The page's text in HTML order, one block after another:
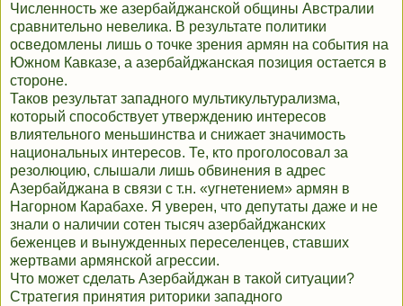
Численность же азербайджанской общины Австралии
сравнительно невелика. В результате политики
осведомлены лишь о точке зрения армян на события на
Южном Кавказе, а азербайджанская позиция остается в
стороне.
Таков результат западного мультикультурализма,
который способствует утверждению интересов
влиятельного меньшинства и снижает значимость
национальных интересов. Те, кто проголосовал за
резолюцию, слышали лишь обвинения в адрес
Азербайджана в связи с т.н. «угнетением» армян в
Нагорном Карабахе. Я уверен, что депутаты даже и не
знали о наличии сотен тысяч азербайджанских
беженцев и вынужденных переселенцев, ставших
жертвами армянской агрессии.
Что может сделать Азербайджан в такой ситуации?
Стратегия принятия риторики западного